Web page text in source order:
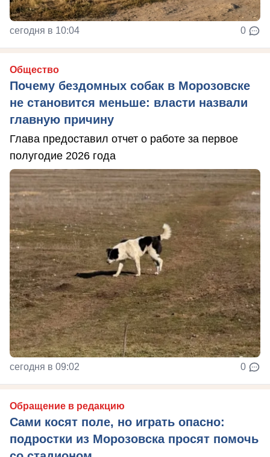
сегодня в 10:04 0
Общество
Почему бездомных собак в Морозовске
не становится меньше: власти назвали
главную причину
Глава предоставил отчет о работе за первое
полугодие 2026 года
сегодня в 09:02 0
Обращение в редакцию
Сами косят поле, но играть опасно:
подростки из Морозовска просят помочь